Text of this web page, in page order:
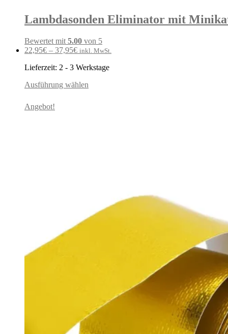
Lambdasonden Eliminator mit
Bewertet mit 5.00 von 5
22,95€ – 37,95€ inkl. MwSt.
Lieferzeit: 2 - 3 Werkstage
Ausführung wählen
Angebot!